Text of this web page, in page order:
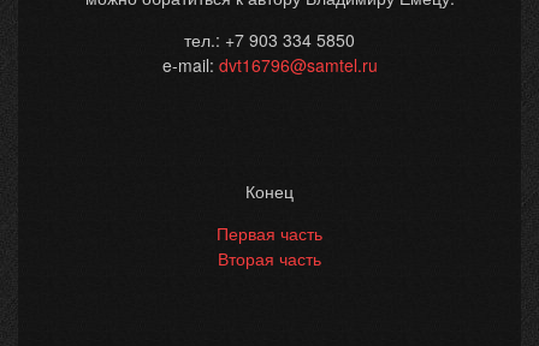
тел.: +7 903 334 5850
e-mail: dvt16796@samtel.ru
Конец
Первая часть
Вторая часть